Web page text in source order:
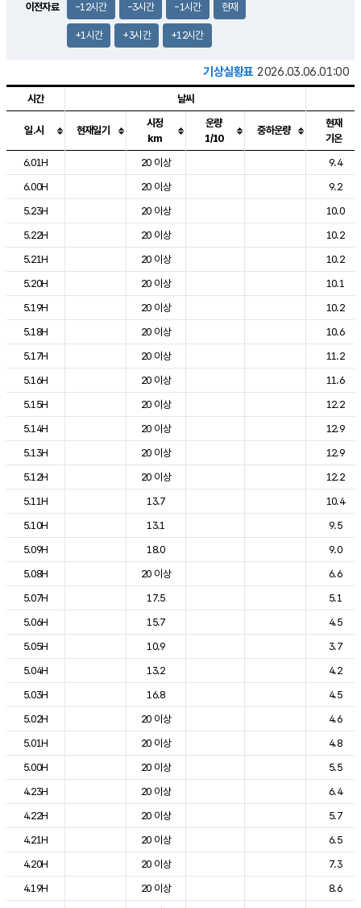
이전자료 -12시간 -3시간 -1시간 현재
+1시간 +3시간 +12시간
기상실황표 2026.03.06.01:00
도시별 기상실황표로 지점, 날씨, 기온, 강수, 바람, 기압등을 안내한 표입
시간 날씨
일.시 현재일기
시정
km
운량
1/10
중하운량
현재
기온
6.01H
20 이상
9.4
6.00H
20 이상
9.2
5.23H
20 이상
10.0
5.22H
20 이상
10.2
5.21H
20 이상
10.2
5.20H
20 이상
10.1
5.19H
20 이상
10.2
5.18H
20 이상
10.6
5.17H
20 이상
11.2
5.16H
20 이상
11.6
5.15H
20 이상
12.2
5.14H
20 이상
12.9
5.13H
20 이상
12.9
5.12H
20 이상
12.2
5.11H
13.7
10.4
5.10H
13.1
9.5
5.09H
18.0
9.0
5.08H
20 이상
6.6
5.07H
17.5
5.1
5.06H
15.7
4.5
5.05H
10.9
3.7
5.04H
13.2
4.2
5.03H
16.8
4.5
5.02H
20 이상
4.6
5.01H
20 이상
4.8
5.00H
20 이상
5.5
4.23H
20 이상
6.4
4.22H
20 이상
5.7
4.21H
20 이상
6.5
4.20H
20 이상
7.3
4.19H
20 이상
8.6